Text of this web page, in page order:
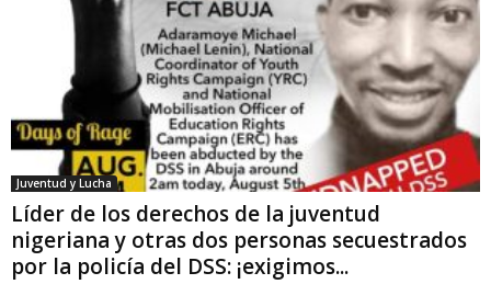
Juventud y Lucha
Líder de los derechos de la juventud
nigeriana y otras dos personas secuestrados
por la policía del DSS: ¡exigimos...